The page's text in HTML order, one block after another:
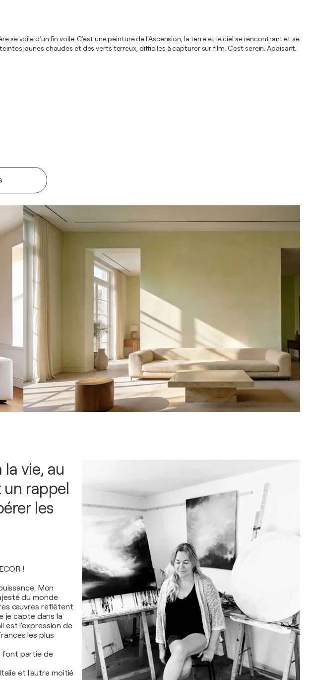
se voile d'un fin voile. C'est une peinture de l'Ascension, la terre et le ciel se rencontrant et se
jaunes chaudes et des verts terreux, difficiles à capturer sur film. C'est serein. Apaisant.
vie, au
rappel
les
!
Mon
du monde
œuvres reflètent
je capte dans la
est l'expression de
les plus
font partie de
et l'autre moitié